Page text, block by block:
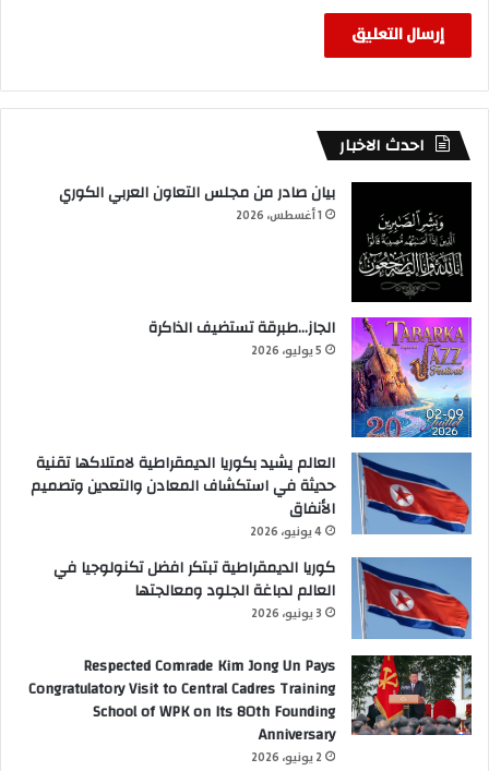
احدث الاخبار
بيان صادر من مجلس التعاون العربي الكوري
1 أغسطس، 2026
الجاز…طبرقة تستضيف الذاكرة
5 يوليو، 2026
العالم يشيد بكوريا الديمقراطية لامتلاكها تقنية
حديثة في استكشاف المعادن والتعدين وتصميم
الأنفاق
4 يونيو، 2026
كوريا الديمقراطية تبتكر افضل تكنولوجيا في
العالم لدباغة الجلود ومعالجتها
3 يونيو، 2026
Respected Comrade Kim Jong Un Pays
Congratulatory Visit to Central Cadres Training
School of WPK on Its 80th Founding
Anniversary
2 يونيو، 2026